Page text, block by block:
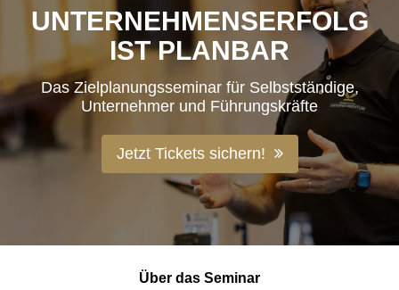
UNTERNEHMENSERFOLG
IST PLANBAR
Das Zielplanungsseminar für Selbstständige,
Unternehmer und Führungskräfte
Jetzt Tickets sichern!
Über das Seminar